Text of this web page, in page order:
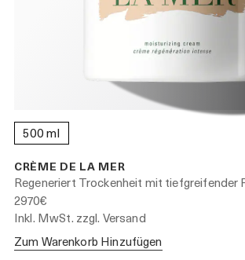
500 ml
CRÈME DE LA MER
Regeneriert Trockenheit mit tiefgreifender
2970€
Inkl. MwSt. zzgl. Versand
Zum Warenkorb Hinzufügen